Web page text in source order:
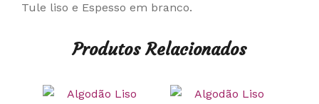
Tule liso e Espesso em branco.
Produtos Relacionados